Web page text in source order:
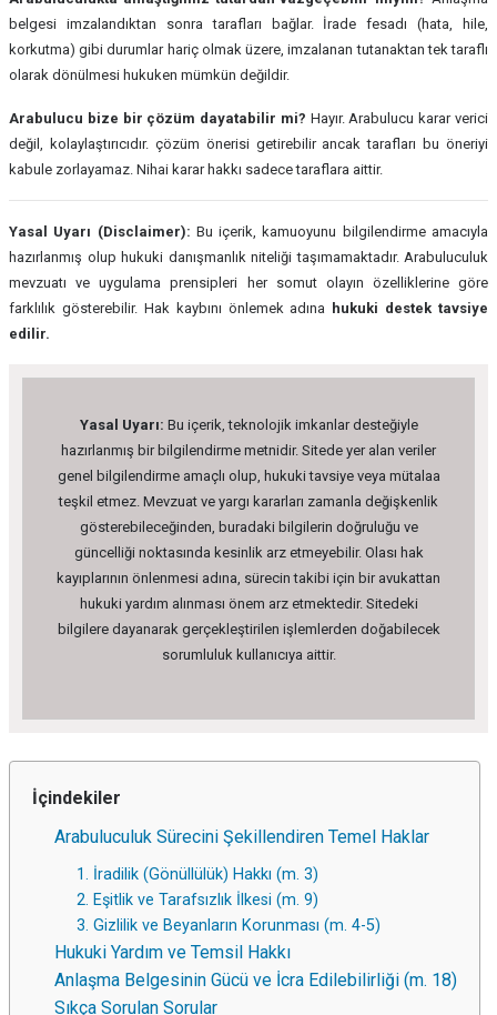
belgesi imzalandıktan sonra tarafları bağlar. İrade fesadı (hata, hile,
korkutma) gibi durumlar hariç olmak üzere, imzalanan tutanaktan tek taraflı
olarak dönülmesi hukuken mümkün değildir.
Arabulucu bize bir çözüm dayatabilir mi? Hayır. Arabulucu karar verici
değil, kolaylaştırıcıdır. çözüm önerisi getirebilir ancak tarafları bu öneriyi
kabule zorlayamaz. Nihai karar hakkı sadece taraflara aittir.
Yasal Uyarı (Disclaimer): Bu içerik, kamuoyunu bilgilendirme amacıyla
hazırlanmış olup hukuki danışmanlık niteliği taşımamaktadır. Arabuluculuk
mevzuatı ve uygulama prensipleri her somut olayın özelliklerine göre
farklılık gösterebilir. Hak kaybını önlemek adına hukuki destek tavsiye
edilir.
Yasal Uyarı: Bu içerik, teknolojik imkanlar desteğiyle
hazırlanmış bir bilgilendirme metnidir. Sitede yer alan veriler
genel bilgilendirme amaçlı olup, hukuki tavsiye veya mütalaa
teşkil etmez. Mevzuat ve yargı kararları zamanla değişkenlik
gösterebileceğinden, buradaki bilgilerin doğruluğu ve
güncelliği noktasında kesinlik arz etmeyebilir. Olası hak
kayıplarının önlenmesi adına, sürecin takibi için bir avukattan
hukuki yardım alınması önem arz etmektedir. Sitedeki
bilgilere dayanarak gerçekleştirilen işlemlerden doğabilecek
sorumluluk kullanıcıya aittir.
İçindekiler
Arabuluculuk Sürecini Şekillendiren Temel Haklar
1. İradilik (Gönüllülük) Hakkı (m. 3)
2. Eşitlik ve Tarafsızlık İlkesi (m. 9)
3. Gizlilik ve Beyanların Korunması (m. 4-5)
Hukuki Yardım ve Temsil Hakkı
Anlaşma Belgesinin Gücü ve İcra Edilebilirliği (m. 18)
Sıkça Sorulan Sorular